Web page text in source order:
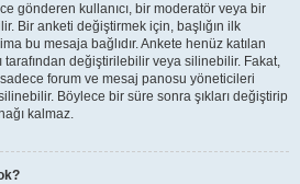
gönderen kullanıcı, bir moderatör veya bir
Bir anketi değiştirmek için, başlığın ilk
bu mesaja bağlıdır. Ankete henüz katılan
tarafından değiştirilebilir veya silinebilir. Fakat,
forum ve mesaj panosu yöneticileri
Böylece bir süre sonra şıkları değiştirip
kalmaz.